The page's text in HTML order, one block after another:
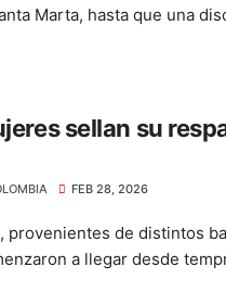
Marta, hasta que una
sellan su
FEB 28, 2026
provenientes de distintos
a llegar desde